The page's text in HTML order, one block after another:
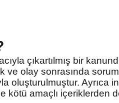
çıkartılmış bir
olay sonrasında
oluşturulmuştur. Ayrıca
kötü amaçlı içeriklerden